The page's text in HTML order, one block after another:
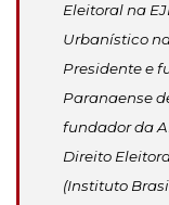
Eleitoral na
Urbanístico
Presidente e
Paranaense
fundador da
Direito
(Instituto